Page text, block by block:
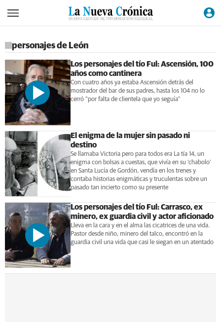
personajes de León
Los personajes del tío Ful: Ascensión, 100
años como cantinera
Con cuatro años ya estaba Ascensión detrás del
mostrador del bar de sus padres, hasta los 104 no lo
cerró "por falta de clientela que yo seguía"
El enigma de la mujer sin pasado ni
destino
Se llamaba Victoria pero para todos era La tía 14, un
enigma con bolsas a cuestas, que vivía en su ‘chabolo’
en Santa Lucía de Gordón, vendía en los trenes y
contaba historias enigmáticas y truculentas sobre un
pasado tan incierto como su presente
Los personajes del tío Ful: Carrasco, ex
minero, ex guardia civil y actor aficionado
Lleva en la cara y en el alma las cicatrices de una vida.
Pastor desde niño, minero del talco, encontró en la
guardia civil una vida que casi le siegan en un atentado